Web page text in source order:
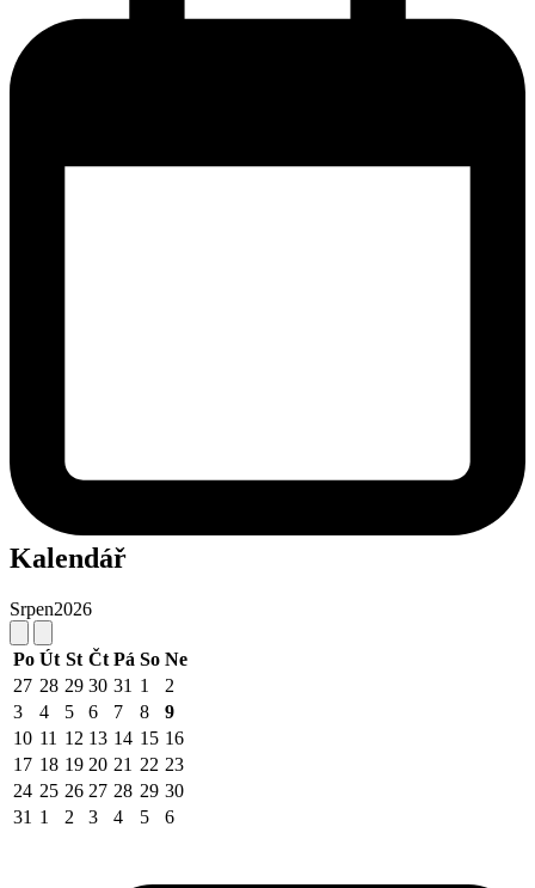
Kalendář
Srpen2026
Po Út St Čt Pá So Ne
27 28 29 30 31 1
2
3
4 5 6 7 8
9
10 11 12 13 14 15 16
17 18 19 20 21 22 23
24 25 26 27 28 29 30
31 1 2 3 4 5 6